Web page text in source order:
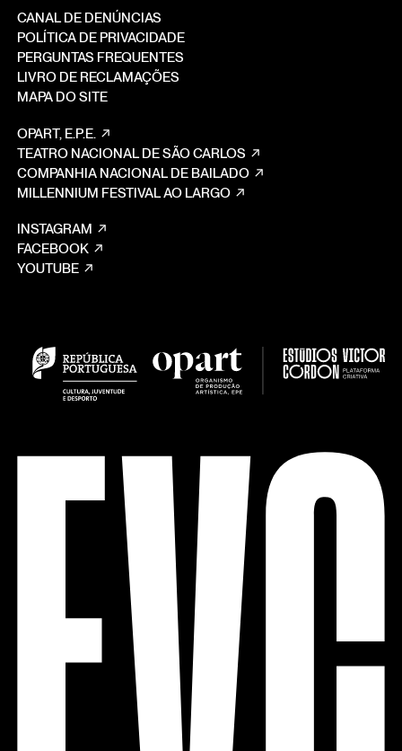
CANAL DE DENÚNCIAS
POLÍTICA DE PRIVACIDADE
PERGUNTAS FREQUENTES
LIVRO DE RECLAMAÇÕES
MAPA DO SITE
OPART, E.P.E.
TEATRO NACIONAL DE SÃO CARLOS
COMPANHIA NACIONAL DE BAILADO
MILLENNIUM FESTIVAL AO LARGO
INSTAGRAM
FACEBOOK
YOUTUBE